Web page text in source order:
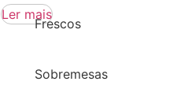
Frescos
Sobremesas
Ler mais